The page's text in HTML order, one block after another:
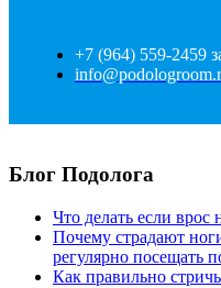
+7 (964) 559-2459
Блог Подолога
Что делать если врос
Почему страдают
регулярно посещать
Как правильно